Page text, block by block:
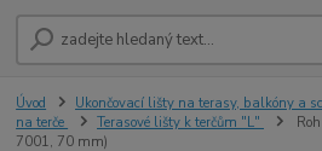
Úvod Ukončovací lišty na terasy, balkóny a
na terče
Terasové lišty k terčům "L"
7001, 70 mm)